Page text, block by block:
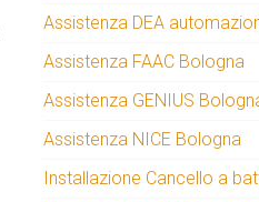
Assistenza DEA
Assistenza FAAC Bologna
Assistenza GENIUS
Assistenza NICE Bologna
Installazione Cancello a